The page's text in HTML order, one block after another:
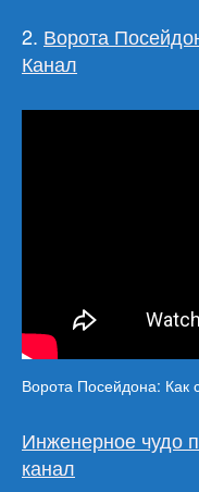
2. Ворота
Канал
Ворота Посейдона: Как
Инженерное чудо
канал